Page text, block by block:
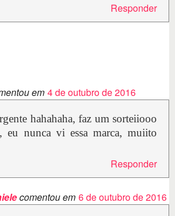
Responder
em 4 de outubro de 2016
hahahaha, faz um sorteiiooo
eu nunca vi essa marca, muiito
Responder
comentou em 6 de outubro de 2016